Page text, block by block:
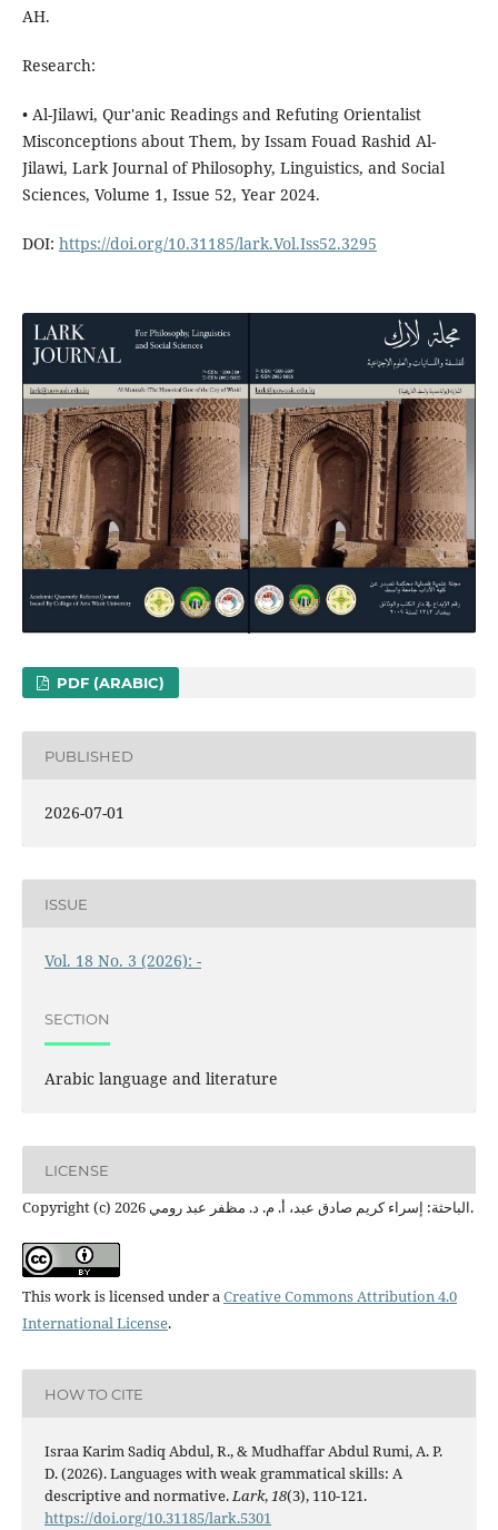
AH.
Research:
• Al-Jilawi, Qur'anic Readings and Refuting Orientalist
Misconceptions about Them, by Issam Fouad Rashid Al-
Jilawi, Lark Journal of Philosophy, Linguistics, and Social
Sciences, Volume 1, Issue 52, Year 2024.
DOI: https://doi.org/10.31185/lark.Vol.Iss52.3295
PDF (ARABIC)
PUBLISHED
2026-07-01
ISSUE
Vol. 18 No. 3 (2026): -
SECTION
Arabic language and literature
LICENSE
Copyright (c) 2026 الباحثة: إسراء كريم صادق عبد، أ. م. د. مظفر عبد رومي.
This work is licensed under aCreative Commons Attribution 4.0
International License.
HOW TO CITE
Israa Karim Sadiq Abdul, R., & Mudhaffar Abdul Rumi, A. P.
D. (2026). Languages with weak grammatical skills: A
descriptive and normative.Lark,18(3), 110-121.
https://doi.org/10.31185/lark.5301